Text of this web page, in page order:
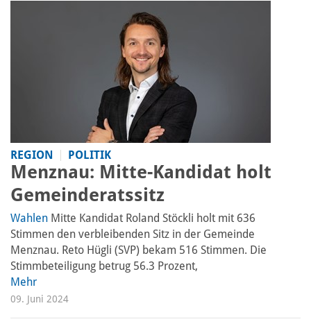
REGION POLITIK
Menznau: Mitte-Kandidat holt
Gemeinderatssitz
Wahlen Mitte Kandidat Roland Stöckli holt mit 636
Stimmen den verbleibenden Sitz in der Gemeinde
Menznau. Reto Hügli (SVP) bekam 516 Stimmen. Die
Stimmbeteiligung betrug 56.3 Prozent,
Mehr
09. Juni 2024